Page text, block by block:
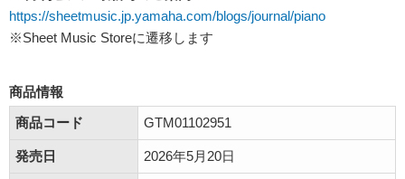
https://sheetmusic.jp.yamaha.com/blogs/journal/piano
※Sheet Music Storeに遷移します
商品情報
商品コード
GTM01102951
発売日 2026年5月20日